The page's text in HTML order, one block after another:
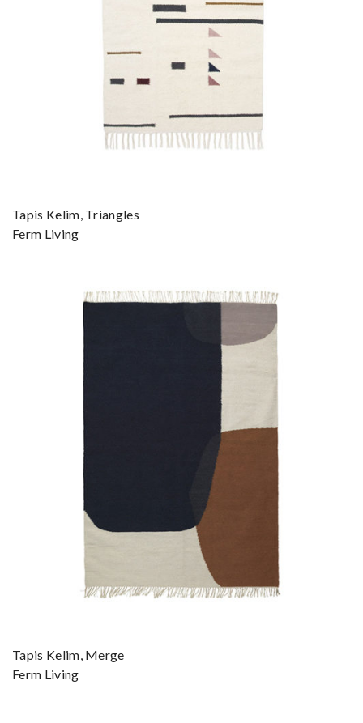
Tapis Kelim, Triangles
Ferm Living
Tapis Kelim, Merge
Ferm Living